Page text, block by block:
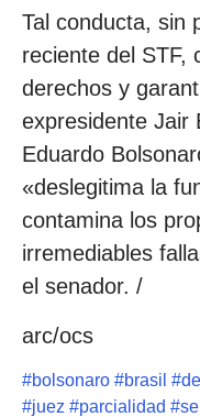
Tal conducta, sin
reciente del STF,
derechos y
expresidente Jair
Eduardo
«deslegitima la
contamina los
irremediables
el senador. /
arc/ocs
#bolsonaro #brasil #
#juez #parcialidad #